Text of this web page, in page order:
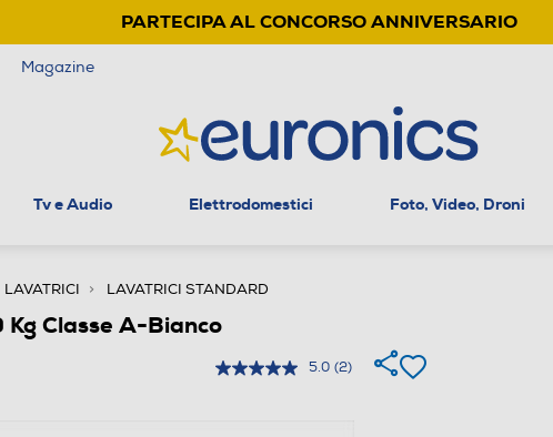
PARTECIPA AL CONCORSO ANNIVERSARIO
Magazine
Tv e Audio Elettrodomestici Foto, Video, Droni
LAVATRICI LAVATRICI STANDARD
Kg Classe A-Bianco
5.0 (2)